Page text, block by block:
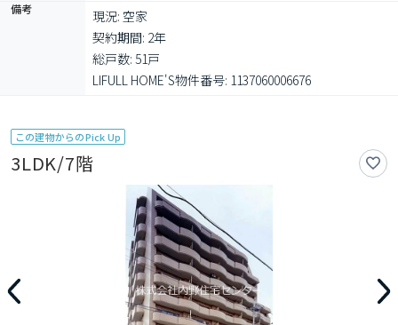
備考
現況: 空家
契約期間: 2年
総戸数: 51戸
LIFULL HOME'S物件番号: 1137060006676
この建物からのPick Up
3LDK/7階